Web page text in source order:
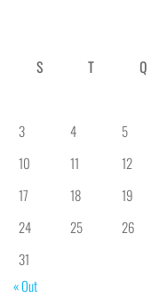
S
T Q
3
4 5
10
11 12
17
18 19
24
25 26
31
« Out